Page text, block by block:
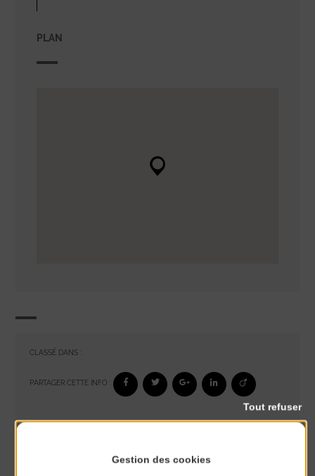
PLAN
CLASSÉ DANS :
PARTAGER CETTE INFO :
Gestion des cookies
Tout refuser